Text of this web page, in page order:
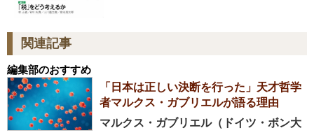
関連記事
編集部のおすすめ
「日本は正しい決断を行った」天才哲学
者マルクス・ガブリエルが語る理由
マルクス・ガブリエル（ドイツ・ボン大